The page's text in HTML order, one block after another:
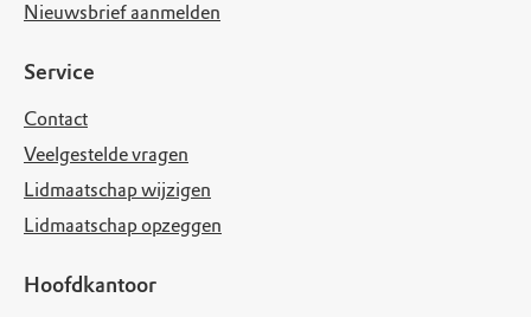
Nieuwsbrief aanmelden
Service
Contact
Veelgestelde vragen
Lidmaatschap wijzigen
Lidmaatschap opzeggen
Hoofdkantoor